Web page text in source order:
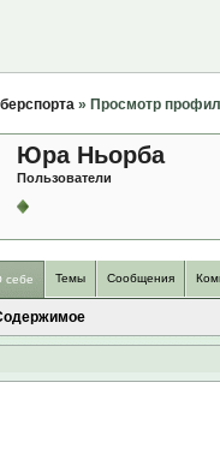
» Просмотр
Юра Ньорба
Пользователи
себе Темы Сообщения